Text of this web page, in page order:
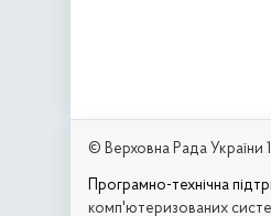
© Верховна Рада України
Програмно-технічна
комп'ютеризованих